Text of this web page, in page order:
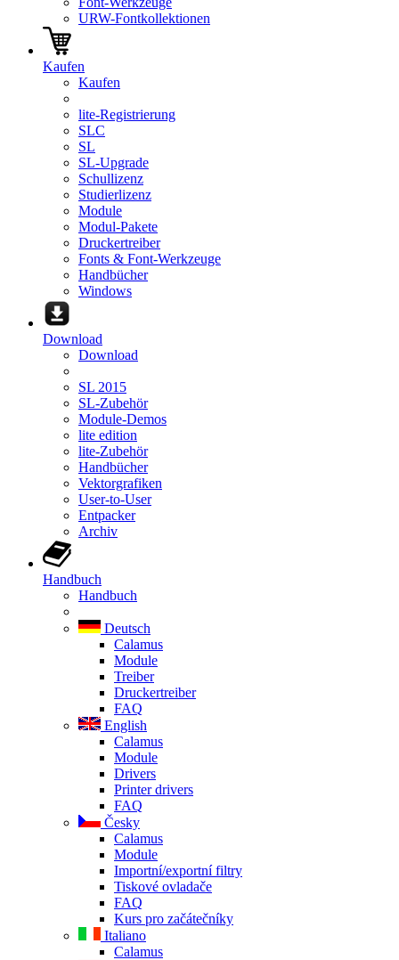
URW-Fontkollektionen
Kaufen
Kaufen
lite-Registrierung
SLC
SL
SL-Upgrade
Schullizenz
Studierlizenz
Module
Modul-Pakete
Druckertreiber
Fonts & Font-Werkzeuge
Handbücher
Windows
Download
Download
SL 2015
SL-Zubehör
Module-Demos
lite edition
lite-Zubehör
Handbücher
Vektorgrafiken
User-to-User
Entpacker
Archiv
Handbuch
Handbuch
Deutsch
Calamus
Module
Treiber
Druckertreiber
FAQ
English
Calamus
Module
Drivers
Printer drivers
FAQ
Česky
Calamus
Module
Importní/exportní filtry
Tiskové ovladače
FAQ
Kurs pro začátečníky
Italiano
Calamus